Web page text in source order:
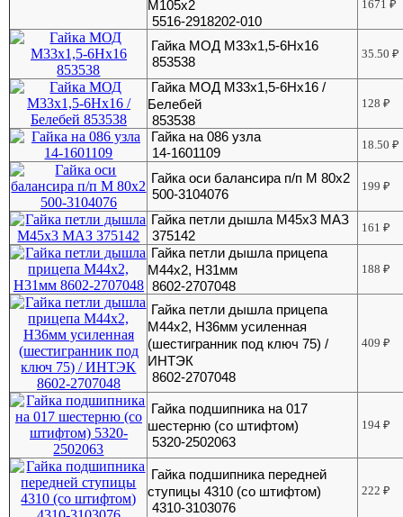
М105х2
5516-2918202-010
1671₽
Гайка МОД М33х1,5-6Нх16
853538
35.50₽
Гайка МОД М33х1,5-6Нх16 /
Белебей
853538
128₽
Гайка на 086 узла
14-1601109
18.50₽
Гайка оси балансира п/п М 80х2
500-3104076
199₽
Гайка петли дышла М45х3 МАЗ
375142
161₽
Гайка петли дышла прицепа
М44х2, H31мм
8602-2707048
188₽
Гайка петли дышла прицепа
М44х2, H36мм усиленная
(шестигранник под ключ 75) /
ИНТЭК
8602-2707048
409₽
Гайка подшипника на 017
шестерню (со штифтом)
5320-2502063
194₽
Гайка подшипника передней
ступицы 4310 (со штифтом)
4310-3103076
222₽